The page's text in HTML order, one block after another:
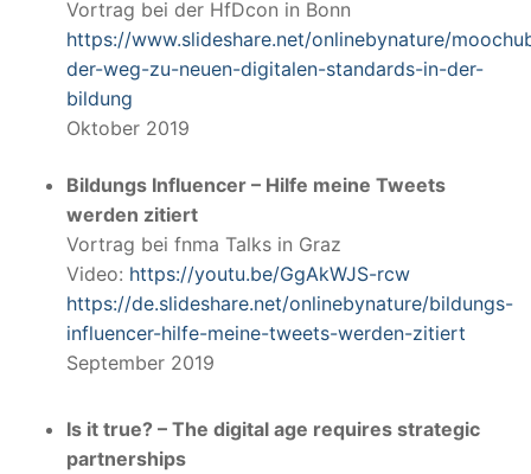
Vortrag bei der HfDcon in Bonn
https://www.slideshare.net/onlinebynature/
der-weg-zu-neuen-digitalen-standards-in-der-
bildung
Oktober 2019
Bildungs Influencer – Hilfe meine Tweets
werden zitiert
Vortrag bei fnma Talks in Graz
Video: https://youtu.be/GgAkWJS-rcw
https://de.slideshare.net/onlinebynature/bildungs-
influencer-hilfe-meine-tweets-werden-zitiert
September 2019
Is it true? – The digital age requires strategic
partnerships